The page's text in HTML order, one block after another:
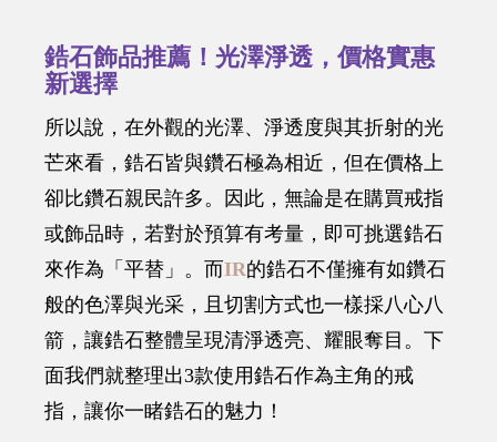
鋯石飾品推薦！光澤淨透，價格實惠
新選擇
所以說，在外觀的光澤、淨透度與其折射的光
芒來看，鋯石皆與鑽石極為相近，但在價格上
卻比鑽石親民許多。因此，無論是在購買戒指
或飾品時，若對於預算有考量，即可挑選鋯石
來作為「平替」。而IR的鋯石不僅擁有如鑽石
般的色澤與光采，且切割方式也一樣採八心八
箭，讓鋯石整體呈現清淨透亮、耀眼奪目。下
面我們就整理出3款使用鋯石作為主角的戒
指，讓你一睹鋯石的魅力！